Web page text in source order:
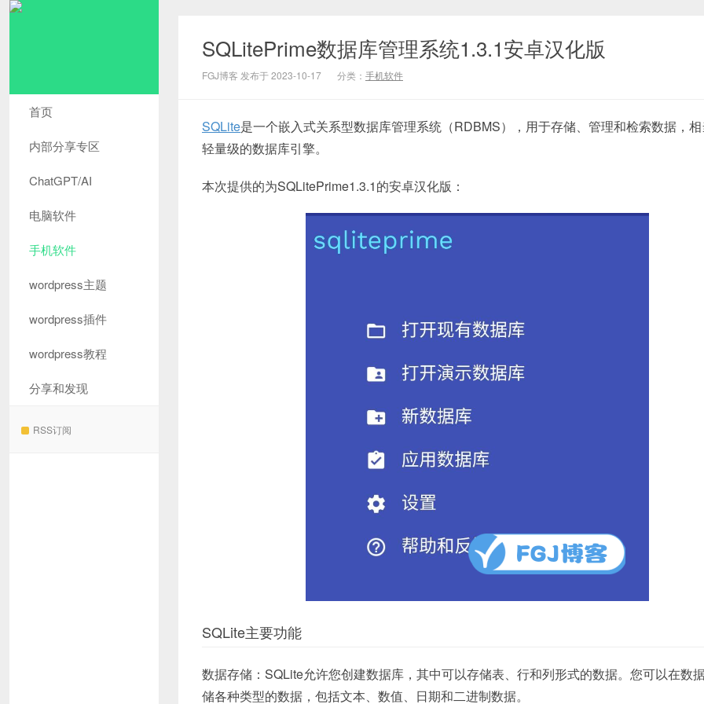
首页
内部分享专区
ChatGPT/AI
电脑软件
手机软件
wordpress主题
wordpress插件
wordpress教程
分享和发现
RSS订阅
SQLitePrime数据库管理系统1.3.1安卓汉化版
FGJ博客 发布于 2023-10-17 分类： 手机软件
SQLite是一个嵌入式关系型数据库管理系统（RDBMS），用于存储、管理和检索数据，
轻量级的数据库引擎。
本次提供的为SQLitePrime1.3.1的安卓汉化版：
SQLite主要功能
数据存储：SQLite允许您创建数据库，其中可以存储表、行和列形式的数据。您可以在数
储各种类型的数据，包括文本、数值、日期和二进制数据。